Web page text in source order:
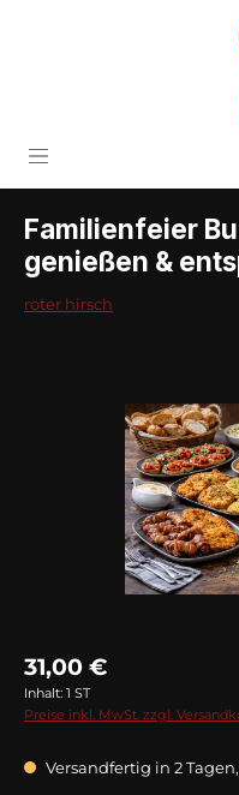
Familienfeier
genießen &
roter hirsch
31,00 €
Inhalt: 1 ST
Preise inkl. MwSt. zzgl.
Versandfertig in 2